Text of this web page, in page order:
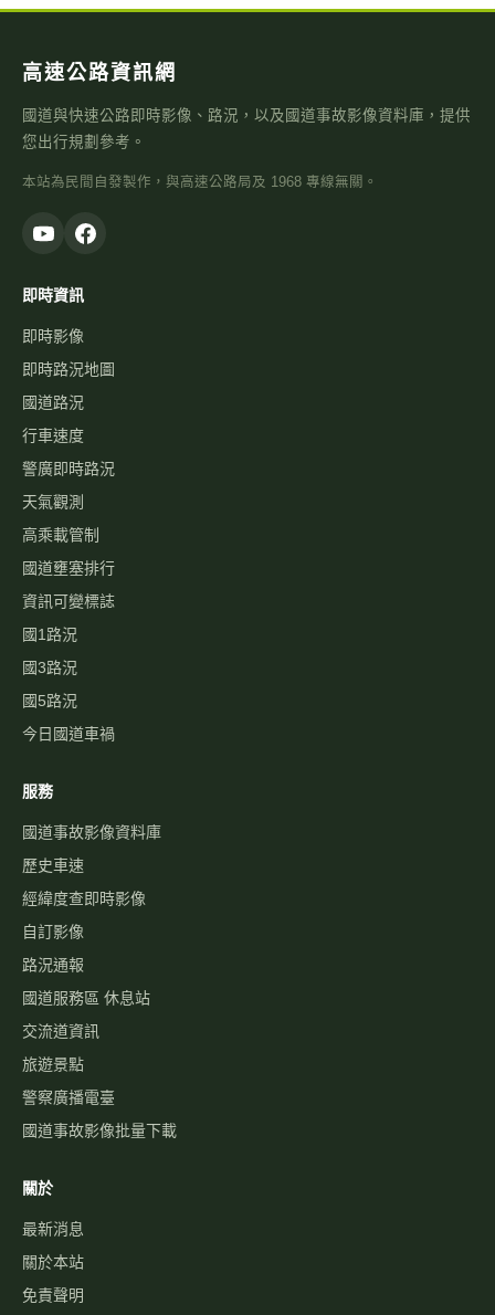
高速公路資訊網
國道與快速公路即時影像、路況，以及國道事故影像資料庫，提供
您出行規劃參考。
本站為民間自發製作，與高速公路局及 1968 專線無關。
即時資訊
即時影像
即時路況地圖
國道路況
行車速度
警廣即時路況
天氣觀測
高乘載管制
國道壅塞排行
資訊可變標誌
國1路況
國3路況
國5路況
今日國道車禍
服務
國道事故影像資料庫
歷史車速
經緯度查即時影像
自訂影像
路況通報
國道服務區 休息站
交流道資訊
旅遊景點
警察廣播電臺
國道事故影像批量下載
關於
最新消息
關於本站
免責聲明